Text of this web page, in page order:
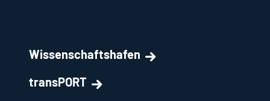
Wissenschaftshafen
transPORT